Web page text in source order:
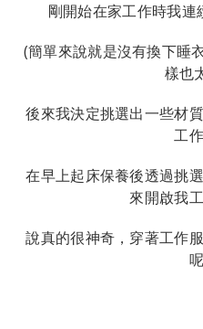
剛開始在家工作時我
(簡單來說就是沒有換下睡
樣也
後來我決定挑選出一些材
工
在早上起床保養後透過挑
來開啟我
說真的很神奇，穿著工作